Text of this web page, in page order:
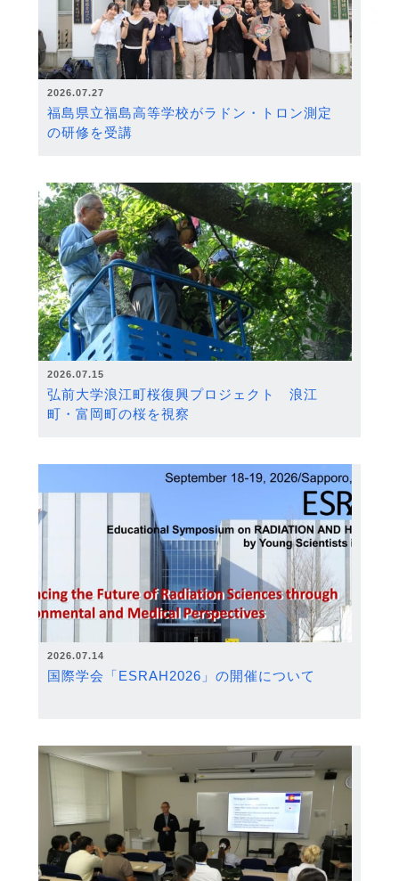
2026.07.27
福島県立福島高等学校がラドン・トロン測定
の研修を受講
2026.07.15
弘前大学浪江町桜復興プロジェクト 浪江
町・富岡町の桜を視察
2026.07.14
国際学会「ESRAH2026」の開催について